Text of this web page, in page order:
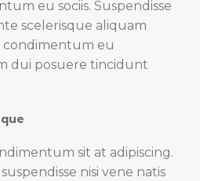
eu sociis. Suspendisse
scelerisque aliquam
condimentum eu
dui posuere tincidunt
sit at adipiscing.
nisi vene natis